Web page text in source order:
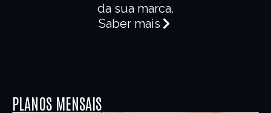
da sua marca.
Saber mais
PLANOS MENSAIS